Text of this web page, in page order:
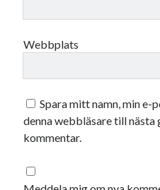
Webbplats
Spara mitt namn, min e-
denna webbläsare till nästa
kommentar.